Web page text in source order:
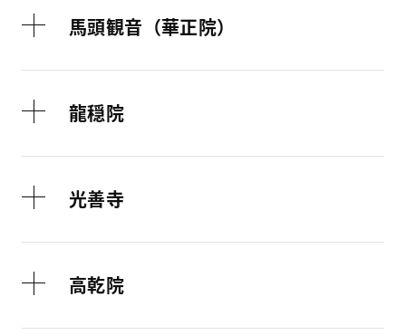
馬頭観音（華正院）
龍穏院
光善寺
高乾院